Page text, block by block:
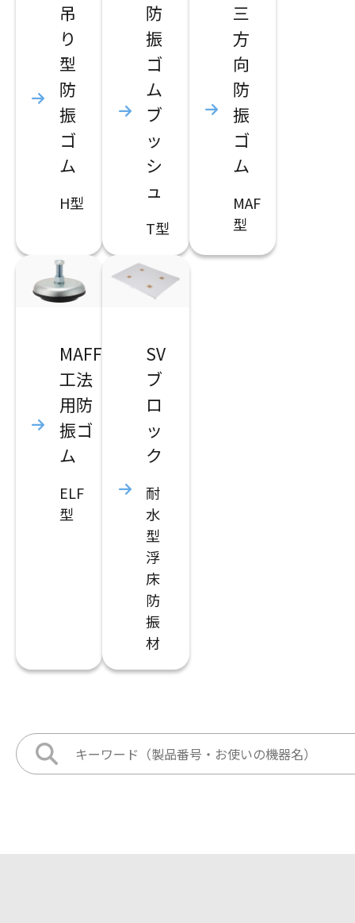
吊
り
型
防
振
ゴ
ム
H型
防
振
ゴ
ム
ブ
ッ
シ
ュ
T型
三
方
向
防
振
ゴ
ム
MAF
型
MAFF
工法
用防
振ゴ
ム
ELF
型
SV
ブ
ロ
ッ
ク
耐
水
型
浮
床
防
振
材